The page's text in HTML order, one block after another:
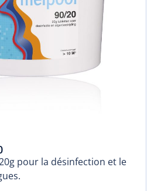
pour la désinfection et le